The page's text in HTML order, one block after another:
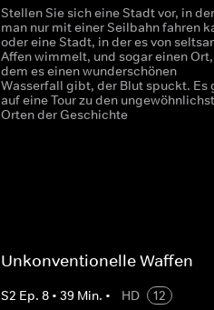
Stellen Sie sich eine Stadt vor, in der
man nur mit einer Seilbahn fahren
oder eine Stadt, in der es von
Affen wimmelt, und sogar einen
dem es einen wunderschönen
Wasserfall gibt, der Blut spuckt. Es
auf eine Tour zu den
Orten der Geschichte
Unkonventionelle Waffen
S2 Ep. 8• 39Min. • HD
12